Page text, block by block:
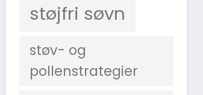
støjfri søvn
støv- og
pollenstrategier